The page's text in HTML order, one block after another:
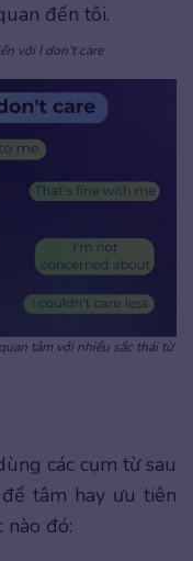
đến tôi.
với I don’t care
tâm với nhiều sắc thái từ
các cụm từ sau
tâm hay ưu tiên
nào đó: